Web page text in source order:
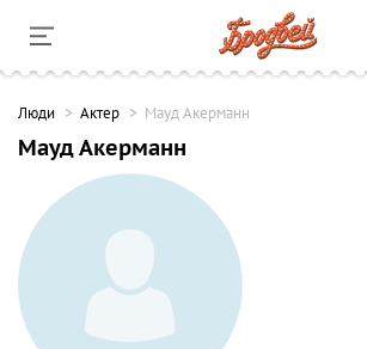
Люди Актер Мауд Акерманн
Мауд Акерманн